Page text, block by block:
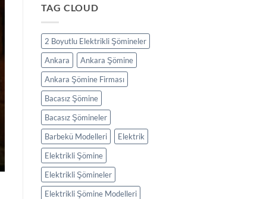
TAG CLOUD
2 Boyutlu Elektrikli Şömineler
Ankara
Ankara Şömine
Ankara Şömine Firması
Bacasız Şömine
Bacasız Şömineler
Barbekü Modelleri
Elektrik
Elektrikli Şömine
Elektrikli Şömineler
Elektrikli Şömine Modelleri